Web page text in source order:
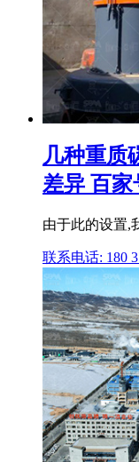
几种重质
差异 百家
由于此的设置,
联系电话: 180